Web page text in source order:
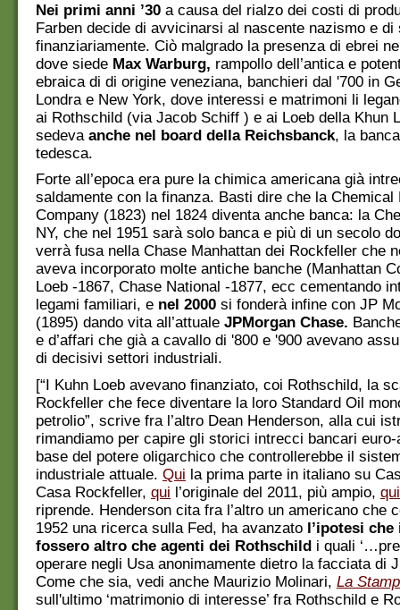
Nei primi anni ’30 a causa del rialzo dei costi di
Farben decide di avvicinarsi al nascente nazismo e di
finanziariamente. Ciò malgrado la presenza di ebrei
dove siede Max Warburg, rampollo dell’antica e
ebraica di di origine veneziana, banchieri dal '700 in
Londra e New York, dove interessi e matrimoni li
ai Rothschild (via Jacob Schiff ) e ai Loeb della Khun
sedeva anche nel board della Reichsbanck, la
tedesca.
Forte all’epoca era pure la chimica americana già
saldamente con la finanza. Basti dire che la Chemical
Company (1823) nel 1824 diventa anche banca: la
NY, che nel 1951 sarà solo banca e più di un secolo
verrà fusa nella Chase Manhattan dei Rockfeller che
aveva incorporato molte antiche banche (Manhattan
Loeb -1867, Chase National -1877, ecc cementando
legami familiari, e nel 2000 si fonderà infine con JP
(1895) dando vita all’attuale JPMorgan Chase.
e d’affari che già a cavallo di '800 e '900 avevano
di decisivi settori industriali.
[“I Kuhn Loeb avevano finanziato, coi Rothschild, la
Rockfeller che fece diventare la loro Standard Oil
petrolio”, scrive fra l’altro Dean Henderson, alla cui
rimandiamo per capire gli storici intrecci bancari
base del potere oligarchico che controllerebbe il
industriale attuale. Qui la prima parte in italiano su
Casa Rockfeller, qui l’originale del 2011, più ampio, qui
riprende. Henderson cita fra l’altro un americano che
1952 una ricerca sulla Fed, ha avanzato l’ipotesi
fossero altro che agenti dei Rothschild i quali
operare negli Usa anonimamente dietro la facciata di
Come che sia, vedi anche Maurizio Molinari, La
sull'ultimo ‘matrimonio di interesse’ fra Rothschild e